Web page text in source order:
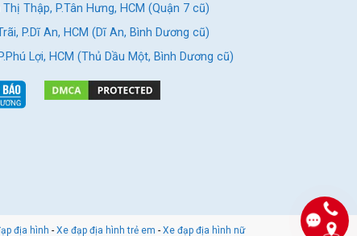
Thập, P.Tân Hưng, HCM (Quận 7 cũ)
P.Dĩ An, HCM (Dĩ An, Bình Dương cũ)
Lợi, HCM (Thủ Dầu Một, Bình Dương cũ)
địa hình - Xe đạp địa hình trẻ em - Xe đạp địa hình nữ